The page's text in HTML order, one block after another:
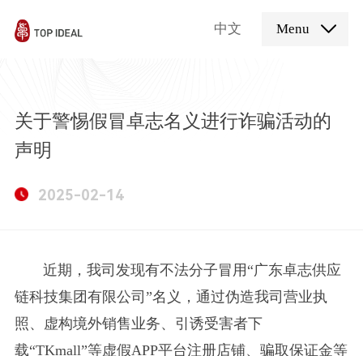
中文 Menu
关于警惕假冒卓志名义进行诈骗活动的
声明
2025-02-14
近期，我司发现有不法分子冒用“广东卓志供应
链科技集团有限公司”名义，通过伪造我司营业执
照、虚构境外销售业务、引诱受害者下
载“TKmall”等虚假APP平台注册店铺、骗取保证金等